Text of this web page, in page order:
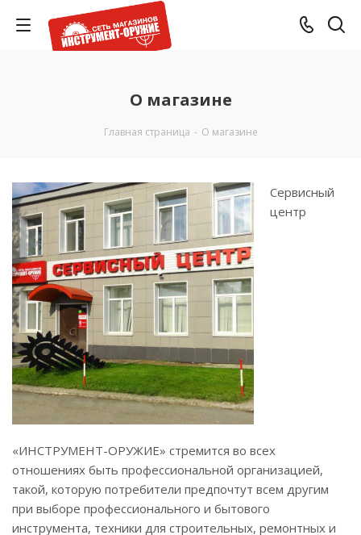
О магазине
Главная страница - О магазине
Сервисный
центр
«ИНСТРУМЕНТ-ОРУЖИЕ» стремится во всех
отношениях быть профессиональной организацией,
такой, которую потребители предпочтут всем другим
при выборе профессионального и бытового
инструмента, техники для строительных, ремонтных и